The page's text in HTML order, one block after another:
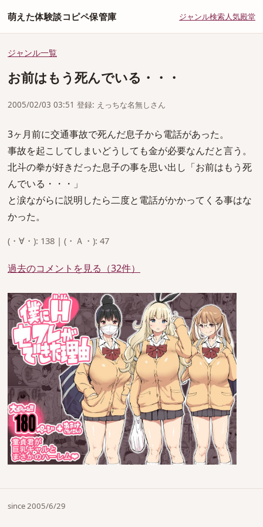
萌えた体験談コピペ保管庫 ジャンル検索人気殿堂
ジャンル一覧
お前はもう死んでいる・・・
2005/02/03 03:51 登録: えっちな名無しさん
3ヶ月前に交通事故で死んだ息子から電話があった。
事故を起こしてしまいどうしても金が必要なんだと言う。
北斗の拳が好きだった息子の事を思い出し「お前はもう死
んでいる・・・」
と涙ながらに説明したら二度と電話がかかってくる事はな
かった。
(・∀・): 138 | (・Ａ・): 47
過去のコメントを見る（32件）
since 2005/6/29